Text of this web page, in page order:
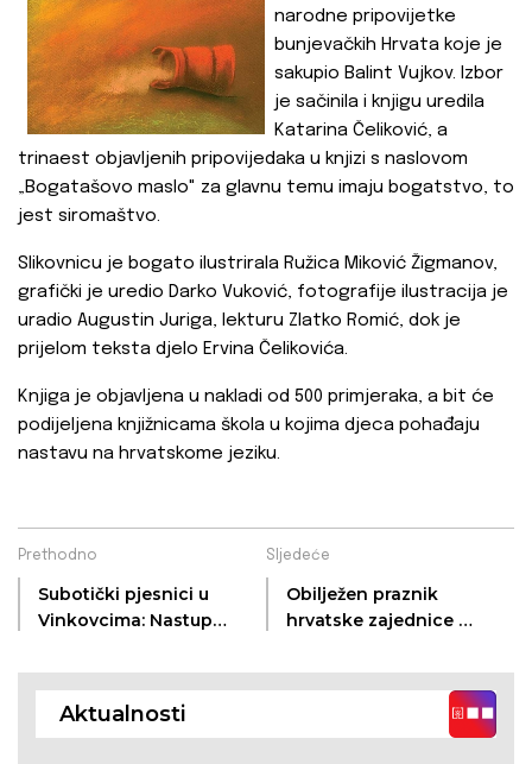
narodne pripovijetke
bunjevačkih Hrvata koje je
sakupio Balint Vujkov. Izbor
je sačinila i knjigu uredila
Katarina Čeliković, a
trinaest objavljenih pripovijedaka u knjizi s naslovom
„Bogatašovo maslo" za glavnu temu imaju bogatstvo, to
jest siromaštvo.
Slikovnicu je bogato ilustrirala Ružica Miković Žigmanov,
grafički je uredio Darko Vuković, fotografije ilustracija je
uradio Augustin Juriga, lekturu Zlatko Romić, dok je
prijelom teksta djelo Ervina Čelikovića.
Knjiga je objavljena u nakladi od 500 primjeraka, a bit će
podijeljena knjižnicama škola u kojima djeca pohađaju
nastavu na hrvatskome jeziku.
Prethodno
Subotički pjesnici u
Vinkovcima: Nastup u
kapitali“
Sljedeće
Obilježen praznik
hrvatske zajednice u
bana Jelačića
Aktualnosti